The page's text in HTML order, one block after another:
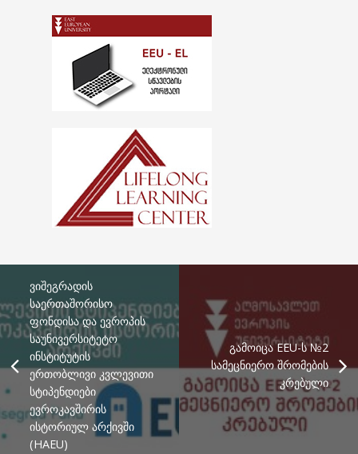
ვიშეგრადის
საერთაშორისო
ფონდისა და ევროპის
საუნივერსიტეტო
ინსტიტუტის
ერთობლივი კვლევითი
სტიპენდიები
ევროკავშირის
ისტორიულ არქივში
(HAEU)
გამოიცა EEU-ს №2
სამეცნიერო შრომების
კრებული